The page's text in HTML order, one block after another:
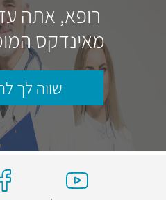
רופא, אתה
מאינדקס
שווה לך